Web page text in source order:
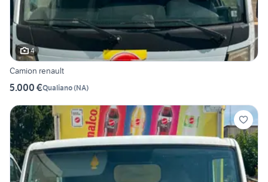
4
Camion renault
5.000 €Qualiano(NA)